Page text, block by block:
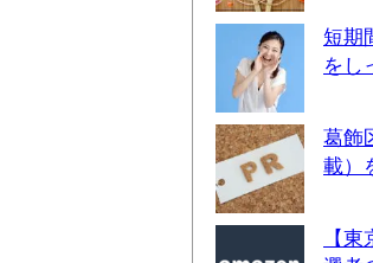
短期
をし
葛飾
載）
【